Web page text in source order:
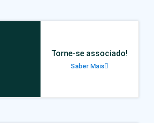
Torne-se associado!
Saber Mais